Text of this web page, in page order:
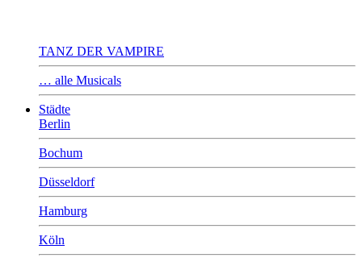
TANZ DER VAMPIRE
… alle Musicals
Städte
Berlin
Bochum
Düsseldorf
Hamburg
Köln